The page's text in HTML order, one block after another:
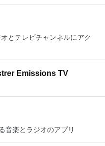
とテレビチャンネルにアク
Emissions TV
音楽とラジオのアプリ